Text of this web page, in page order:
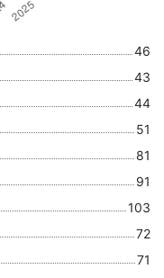
46
43
44
51
81
91
103
72
71